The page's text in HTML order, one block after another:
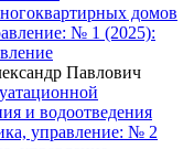
домов
№ 1 (2025):
Павлович
и водоотведения
управление: № 2